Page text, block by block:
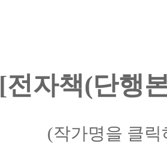
[전자책(단행
(작가명을 클